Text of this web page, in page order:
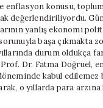
enflasyon konusu,
değerlendiriliyordu.
yanlış ekonomi
başa çıkmakta
durum oldukça
Dr. Fatma Doğruel,
kabul edilemez
o yıllarda para